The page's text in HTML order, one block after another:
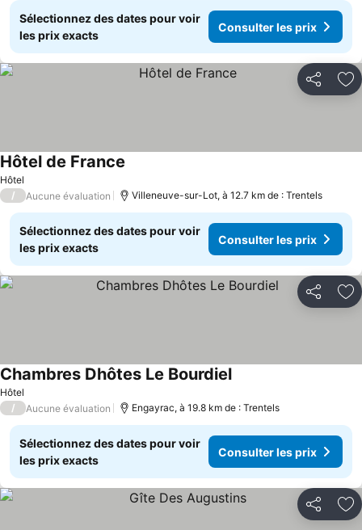
Sélectionnez des dates pour voir
les prix exacts
Consulter les prix
Partager
Hôtel
Hôtel de France
/ Aucune évaluation Villeneuve-sur-Lot, à 12.7 km de : Trentels
Sélectionnez des dates pour voir
les prix exacts
Consulter les prix
Partager
Hôtel
Chambres Dhôtes Le Bourdiel
/ Aucune évaluation Engayrac, à 19.8 km de : Trentels
Sélectionnez des dates pour voir
les prix exacts
Consulter les prix
Partager